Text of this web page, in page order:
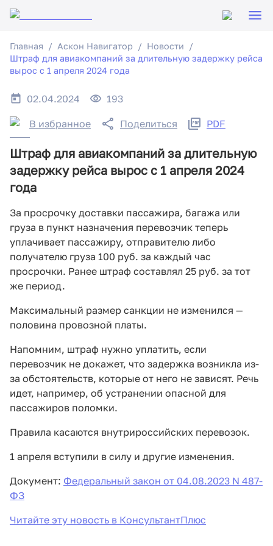
Главная Аскон Навигатор
Новости
Штраф для авиакомпаний за длительную задержку рейса
вырос с 1 апреля 2024 года
02.04.2024 193
В избранное Поделиться PDF
Штраф для авиакомпаний за длительную
задержку рейса вырос с 1 апреля 2024
года
За просрочку доставки пассажира, багажа или
груза в пункт назначения перевозчик теперь
уплачивает пассажиру, отправителю либо
получателю груза 100 руб. за каждый час
просрочки. Ранее штраф составлял 25 руб. за тот
же период.
Максимальный размер санкции не изменился —
половина провозной платы.
Напомним, штраф нужно уплатить, если
перевозчик не докажет, что задержка возникла из-
за обстоятельств, которые от него не зависят. Речь
идет, например, об устранении опасной для
пассажиров поломки.
Правила касаются внутрироссийских перевозок.
1 апреля вступили в силу и другие изменения.
Документ: Федеральный закон от 04.08.2023 N 487-
ФЗ
Читайте эту новость в КонсультантПлюс